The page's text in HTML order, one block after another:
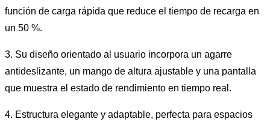
función de carga rápida que reduce el tiempo de recarga en
un 50 %.
3. Su diseño orientado al usuario incorpora un agarre
antideslizante, un mango de altura ajustable y una pantalla
que muestra el estado de rendimiento en tiempo real.
4. Estructura elegante y adaptable, perfecta para espacios